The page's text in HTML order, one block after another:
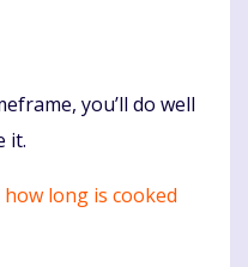
you’ll do well
it.
how long is cooked